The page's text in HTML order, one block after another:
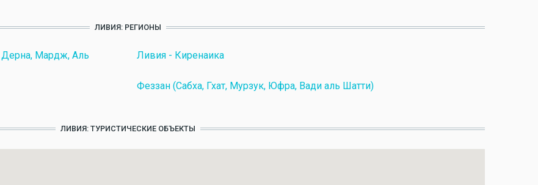
ЛИВИЯ: РЕГИОНЫ
Дерна, Мардж, Аль
Ливия - Киренаика
Феззан (Сабха, Гхат, Мурзук, Юфра, Вади аль Шатти)
ЛИВИЯ: ТУРИСТИЧЕСКИЕ ОБЪЕКТЫ